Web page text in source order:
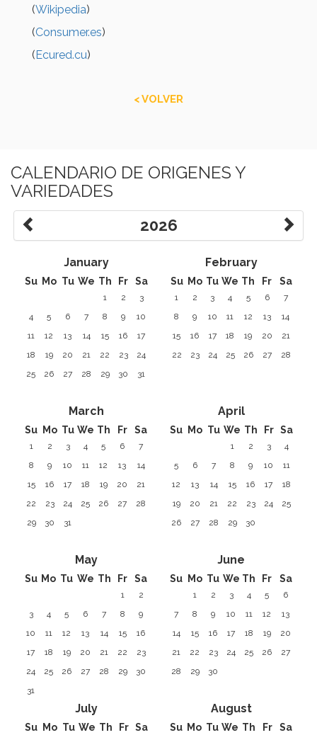
(Wikipedia)
(Consumer.es)
(Ecured.cu)
< VOLVER
CALENDARIO DE ORIGENES Y
VARIEDADES
2026
January
Su Mo Tu We Th Fr Sa
1 2
3
4
5 6 7 8 9
10
11
12 13 14 15 16
17
18
19 20 21 22 23
24
25
26 27 28 29 30 31
February
Su Mo Tu We Th Fr Sa
1 2 3 4 5 6
7
8
9 10 11 12 13
14
15
16 17 18 19 20
21
22
23 24 25 26 27 28
March
Su Mo Tu We Th Fr Sa
1 2 3 4 5 6
7
8
9 10 11 12 13
14
15
16 17 18 19 20
21
22
23 24 25 26 27
28
29
30 31
April
Su Mo Tu We Th Fr Sa
1 2 3
4
5
6 7 8 9 10
11
12
13 14 15 16 17
18
19
20 21 22 23 24
25
26
27 28 29 30
May
Su Mo Tu We Th Fr Sa
1
2
3
4 5 6 7 8
9
10
11 12 13 14 15
16
17
18 19 20 21 22
23
24
25 26 27 28 29
30
31
June
Su Mo Tu We Th Fr Sa
1 2 3 4 5
6
7
8 9 10 11 12
13
14
15 16 17 18 19
20
21
22 23 24 25 26
27
28
29 30
July
Su Mo Tu We Th Fr Sa
August
Su Mo Tu We Th Fr Sa